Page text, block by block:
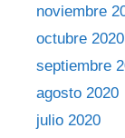
noviembre
octubre 2020
septiembre
agosto 2020
julio 2020